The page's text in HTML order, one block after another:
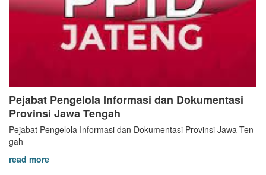
Pejabat Pengelola Informasi dan Dokumentasi
Provinsi Jawa Tengah
Pejabat Pengelola Informasi dan Dokumentasi Provinsi Jawa Ten
gah
read more